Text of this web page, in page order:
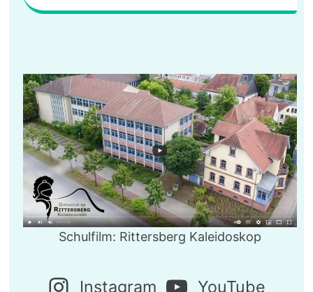
Schulfilm: Rittersberg Kaleidoskop
Instagram YouTube